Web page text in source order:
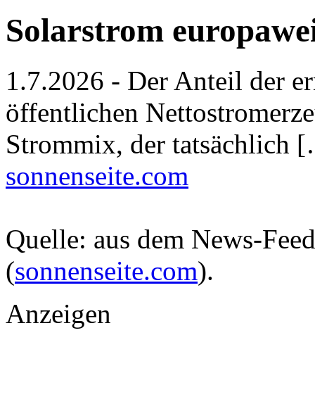
Solarstrom
1.7.2026 - Der Anteil der
öffentlichen
Strommix, der tatsächlich
sonnenseite.com
Quelle: aus dem News-
(sonnenseite.com).
Anzeigen